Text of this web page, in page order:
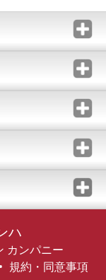
ハ
カンパニー
規約・同意事項